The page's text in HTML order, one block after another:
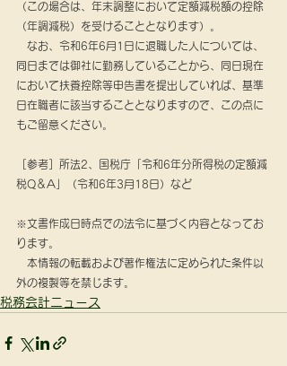
（この場合は、年末調整において定額減税額の控除
（年調減税）を受けることとなります）。
なお、令和6年6月1日に退職した人については、
同日までは御社に勤務していることから、同日現在
において扶養控除等申告書を提出していれば、基準
日在職者に該当することとなりますので、この点に
もご留意ください。
［参考］所法2、国税庁「令和6年分所得税の定額減
税Q＆A」（令和6年3月18日）など
※文書作成日時点での法令に基づく内容となってお
ります。
本情報の転載および著作権法に定められた条件以
外の複製等を禁じます。
税務会計ニュース